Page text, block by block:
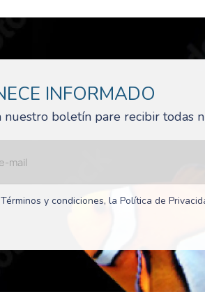
INFORMADO
nuestro boletín pare recibir todas
y condiciones, la Política de